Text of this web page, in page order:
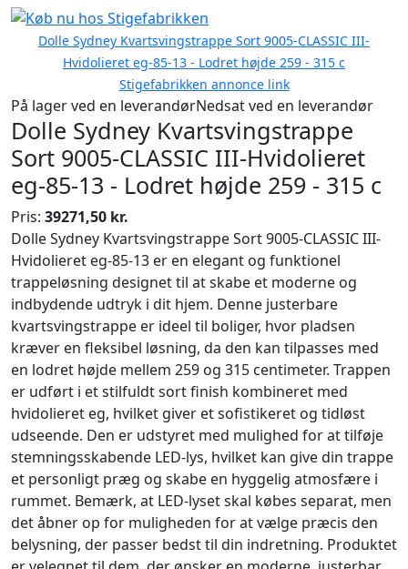
Dolle Sydney Kvartsvingstrappe Sort 9005-CLASSIC III-
Hvidolieret eg-85-13 - Lodret højde 259 - 315 c
Stigefabrikken annonce link
På lager ved en leverandørNedsat ved en leverandør
Dolle Sydney Kvartsvingstrappe
Sort 9005-CLASSIC III-Hvidolieret
eg-85-13 - Lodret højde 259 - 315 c
Pris: 39271,50 kr.
Dolle Sydney Kvartsvingstrappe Sort 9005-CLASSIC III-
Hvidolieret eg-85-13 er en elegant og funktionel
trappeløsning designet til at skabe et moderne og
indbydende udtryk i dit hjem. Denne justerbare
kvartsvingstrappe er ideel til boliger, hvor pladsen
kræver en fleksibel løsning, da den kan tilpasses med
en lodret højde mellem 259 og 315 centimeter. Trappen
er udført i et stilfuldt sort finish kombineret med
hvidolieret eg, hvilket giver et sofistikeret og tidløst
udseende. Den er udstyret med mulighed for at tilføje
stemningsskabende LED-lys, hvilket kan give din trappe
et personligt præg og skabe en hyggelig atmosfære i
rummet. Bemærk, at LED-lyset skal købes separat, men
det åbner op for muligheden for at vælge præcis den
belysning, der passer bedst til din indretning. Produktet